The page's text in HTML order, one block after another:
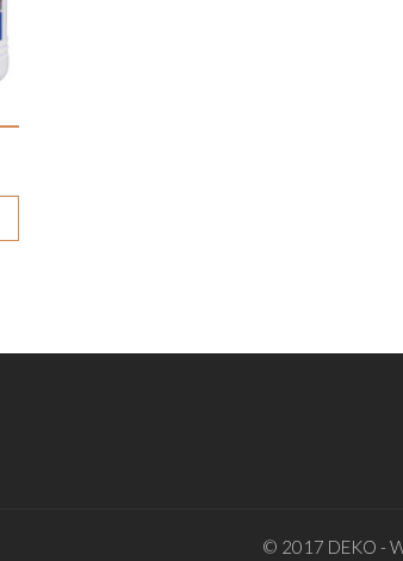
© 2017 DEKO -